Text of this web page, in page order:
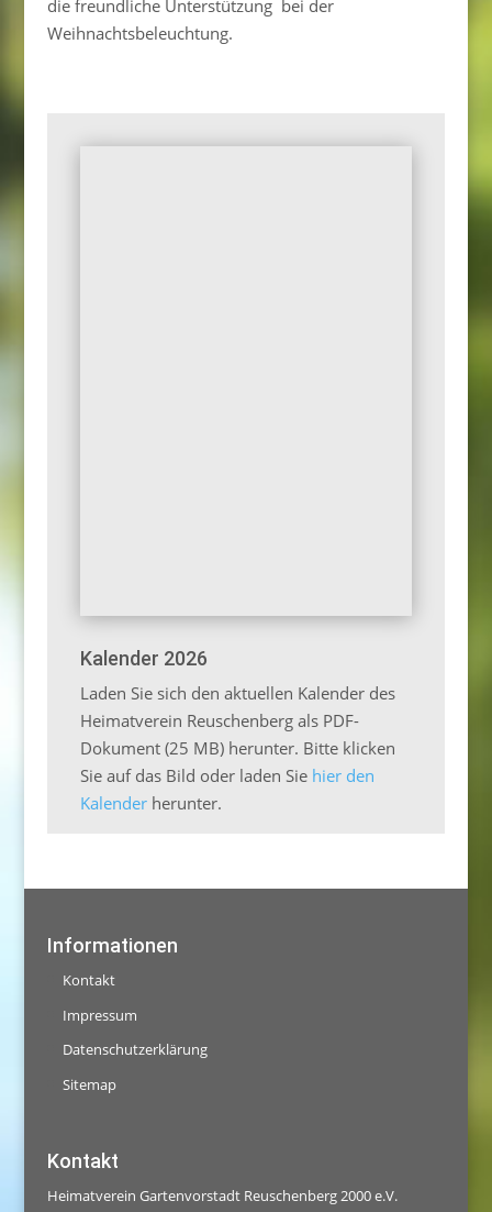
die freundliche Unterstützung bei der
Weihnachtsbeleuchtung.
Kalender 2026
Laden Sie sich den aktuellen Kalender des
Heimatverein Reuschenberg als PDF-
Dokument (25 MB) herunter. Bitte klicken
Sie auf das Bild oder laden Sie hier den
Kalenderherunter.
Informationen
Kontakt
Impressum
Datenschutzerklärung
Sitemap
Kontakt
Heimatverein Gartenvorstadt Reuschenberg 2000 e.V.